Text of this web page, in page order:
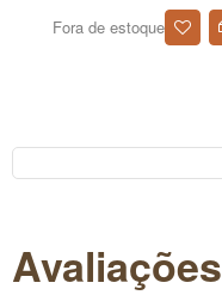
Fora de estoque
Avaliações